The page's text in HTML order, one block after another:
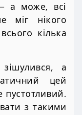
а може, всі
міг нікого
кілька
а
цей
з такими